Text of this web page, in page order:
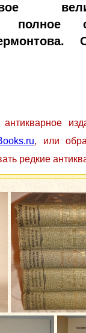
полное
, или
редкие